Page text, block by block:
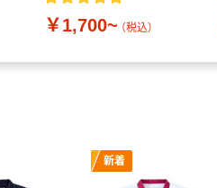
￥1,700~ （税込）
新着